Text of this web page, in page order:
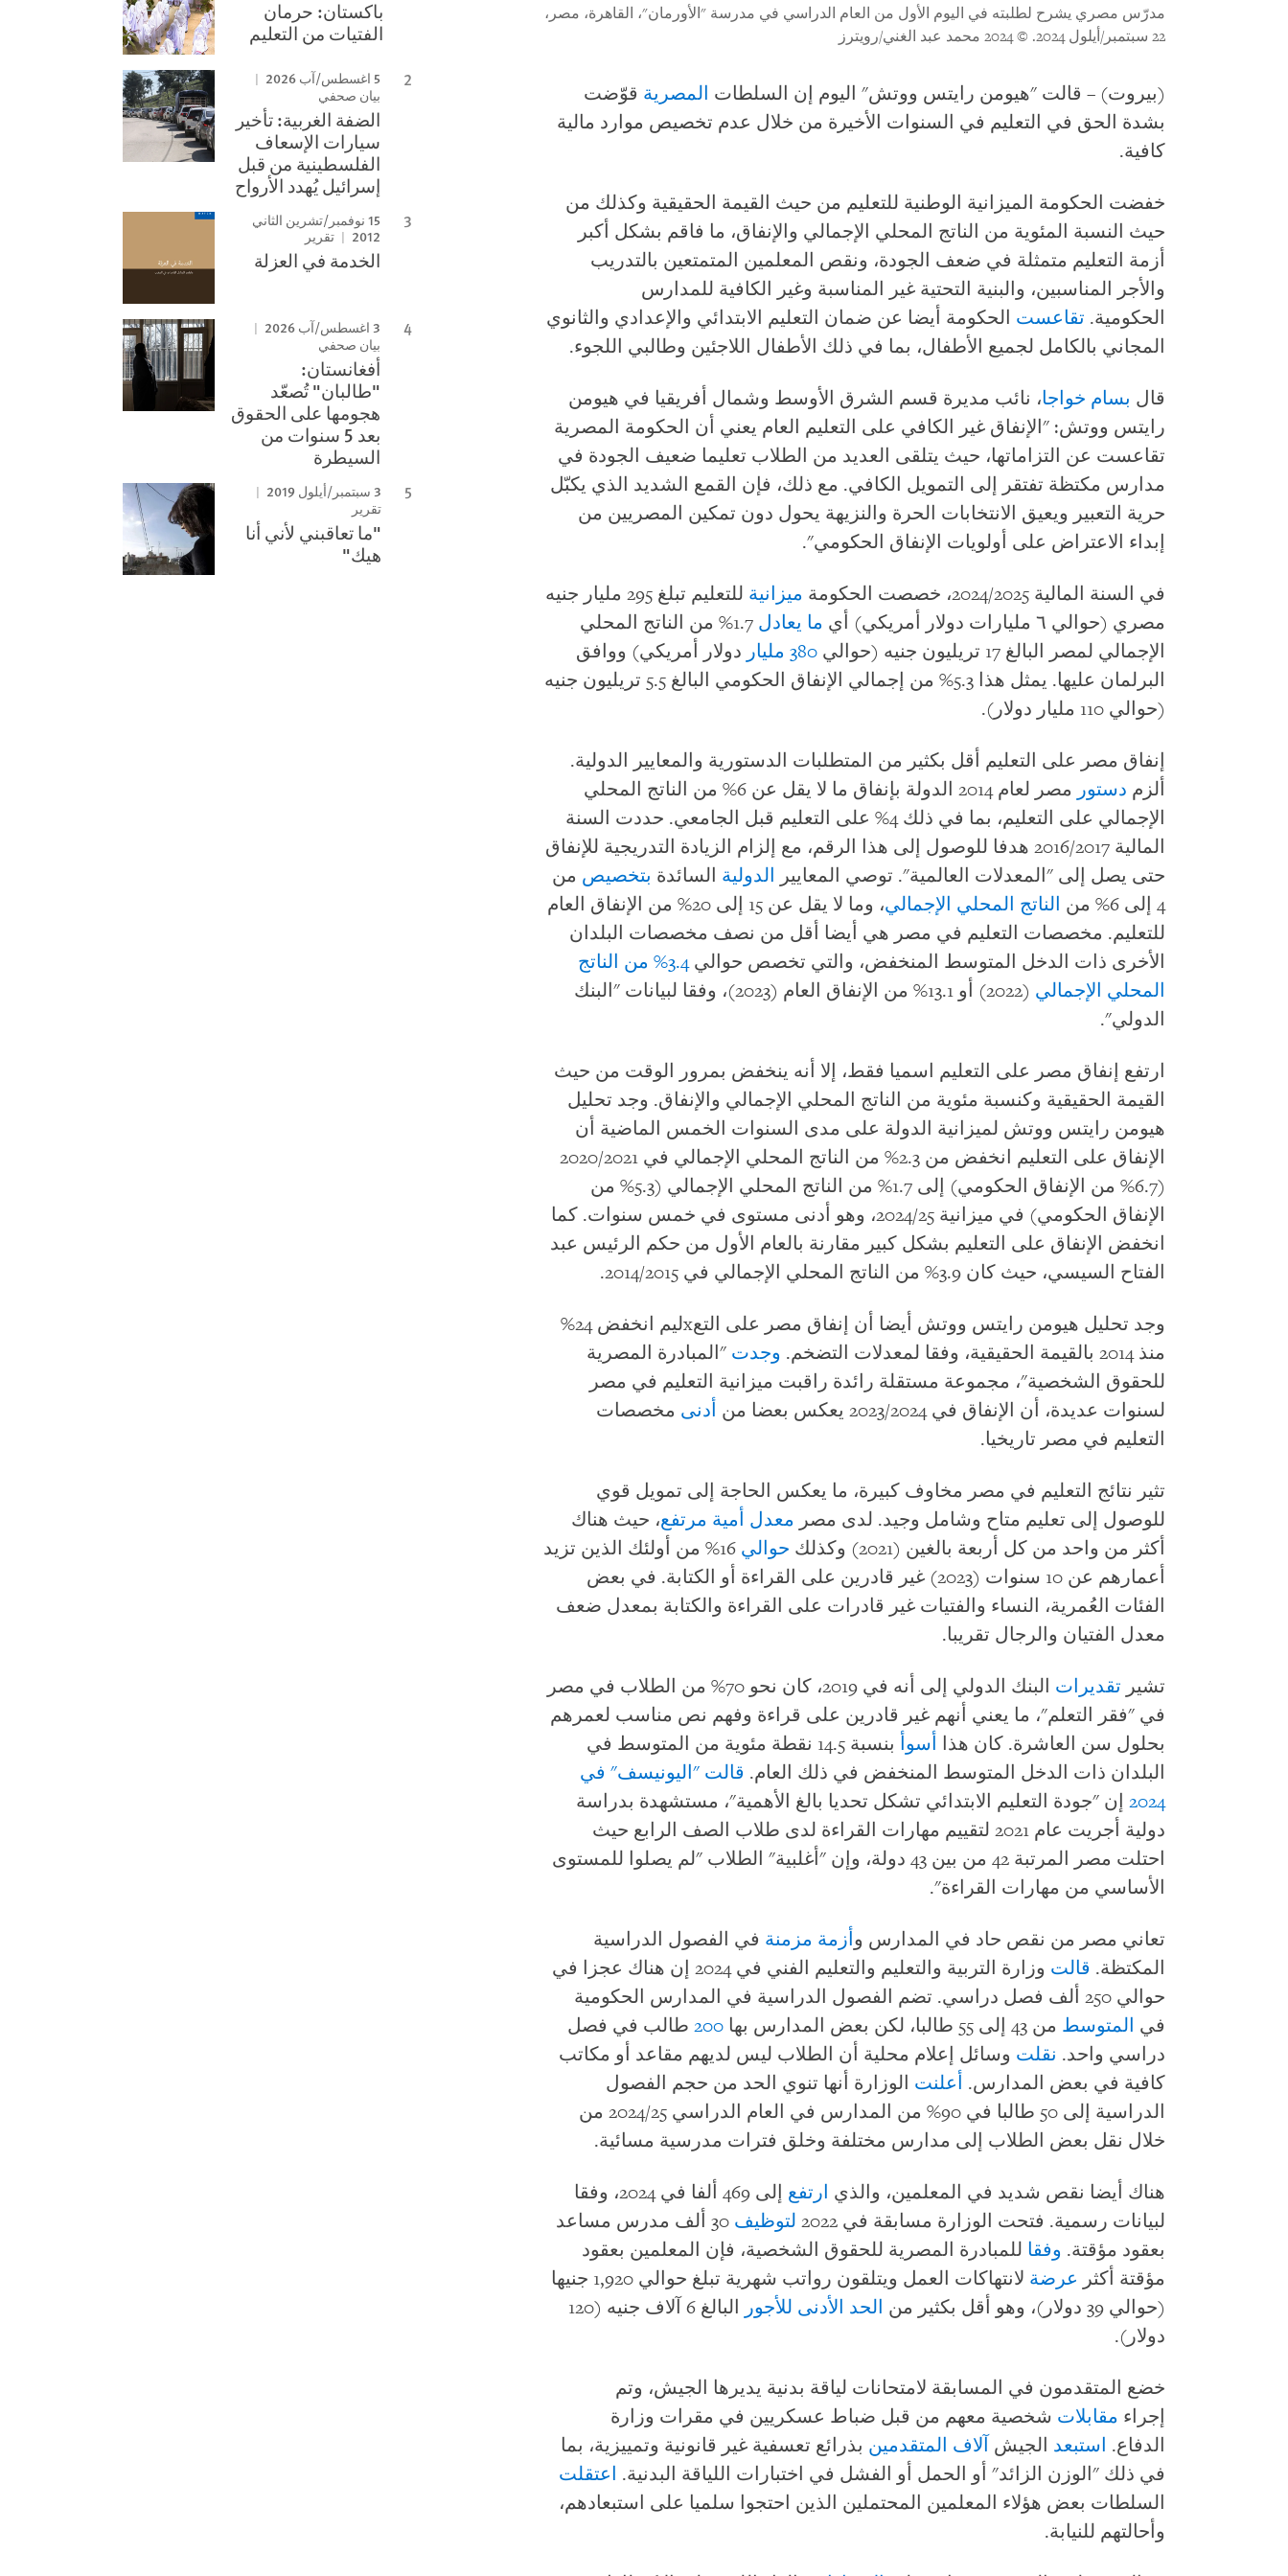
مدرّس مصري يشرح لطلبته في اليوم الأول من العام الدراسي في مدرسة "الأورمان"، القاهرة، مصر،
22 سبتمبر/أيلول 2024.
© 2024 محمد عبد الغني/رويترز
(بيروت) – قالت "هيومن رايتس ووتش" اليوم إن السلطات المصرية قوّضت
بشدة الحق في التعليم في السنوات الأخيرة من خلال عدم تخصيص موارد مالية
كافية.
خفضت الحكومة الميزانية الوطنية للتعليم من حيث القيمة الحقيقية وكذلك من
حيث النسبة المئوية من الناتج المحلي الإجمالي والإنفاق، ما فاقم بشكل أكبر
أزمة التعليم متمثلة في ضعف الجودة، ونقص المعلمين المتمتعين بالتدريب
والأجر المناسبين، والبنية التحتية غير المناسبة وغير الكافية للمدارس
الحكومية. تقاعست الحكومة أيضا عن ضمان التعليم الابتدائي والإعدادي والثانوي
المجاني بالكامل لجميع الأطفال، بما في ذلك الأطفال اللاجئين وطالبي اللجوء.
قال بسام خواجا، نائب مديرة قسم الشرق الأوسط وشمال أفريقيا في هيومن
رايتس ووتش: "الإنفاق غير الكافي على التعليم العام يعني أن الحكومة المصرية
تقاعست عن التزاماتها، حيث يتلقى العديد من الطلاب تعليما ضعيف الجودة في
مدارس مكتظة تفتقر إلى التمويل الكافي. مع ذلك، فإن القمع الشديد الذي يكبّل
حرية التعبير ويعيق الانتخابات الحرة والنزيهة يحول دون تمكين المصريين من
إبداء الاعتراض على أولويات الإنفاق الحكومي".
في السنة المالية 2024/2025، خصصت الحكومة ميزانية
للتعليم تبلغ 295 مليار جنيه
مصري (حوالي ٦ مليارات دولار أمريكي) أي
ما يعادل
1.7% من الناتج المحلي
الإجمالي لمصر البالغ 17 تريليون جنيه (حوالي
380 مليار
دولار أمريكي) ووافق
البرلمان عليها. يمثل هذا 5.3% من إجمالي الإنفاق الحكومي البالغ 5.5 تريليون جنيه
(حوالي 110 مليار دولار).
إنفاق مصر على التعليم أقل بكثير من المتطلبات الدستورية والمعايير الدولية.
ألزم دستور
مصر لعام 2014 الدولة بإنفاق ما لا يقل عن 6% من الناتج المحلي
الإجمالي على التعليم، بما في ذلك 4% على التعليم قبل الجامعي. حددت السنة
المالية 2016/2017 هدفا للوصول إلى هذا الرقم، مع إلزام الزيادة التدريجية للإنفاق
حتى يصل إلى "المعدلات العالمية". توصي المعايير الدولية السائدة بتخصيص من
4 إلى 6% من
الناتج المحلي الإجمالي
، وما لا يقل عن 15 إلى 20% من الإنفاق العام
للتعليم. مخصصات التعليم في مصر هي أيضا أقل من نصف مخصصات البلدان
الأخرى ذات الدخل المتوسط المنخفض، والتي تخصص حوالي
3.4% من الناتج
المحلي الإجمالي
(2022) أو 13.1% من الإنفاق العام (2023)، وفقا لبيانات "البنك
الدولي".
ارتفع إنفاق مصر على التعليم اسميا فقط، إلا أنه ينخفض بمرور الوقت من حيث
القيمة الحقيقية وكنسبة مئوية من الناتج المحلي الإجمالي والإنفاق. وجد تحليل
هيومن رايتس ووتش لميزانية الدولة على مدى السنوات الخمس الماضية أن
الإنفاق على التعليم انخفض من 2.3% من الناتج المحلي الإجمالي في 2020/2021
(6.7% من الإنفاق الحكومي) إلى 1.7% من الناتج المحلي الإجمالي (5.3% من
الإنفاق الحكومي) في ميزانية 2024/25، وهو أدنى مستوى في خمس سنوات. كما
انخفض الإنفاق على التعليم بشكل كبير مقارنة بالعام الأول من حكم الرئيس عبد
الفتاح السيسي، حيث كان 3.9% من الناتج المحلي الإجمالي في 2014/2015.
وجد تحليل هيومن رايتس ووتش أيضا أن إنفاق مصر على التعxليم انخفض 24%
منذ 2014 بالقيمة الحقيقية، وفقا لمعدلات التضخم.
وجدت "المبادرة المصرية
للحقوق الشخصية"، مجموعة مستقلة رائدة راقبت ميزانية التعليم في مصر
لسنوات عديدة، أن الإنفاق في 2023/2024 يعكس بعضا من
أدنى مخصصات
التعليم في مصر تاريخيا.
تثير نتائج التعليم في مصر مخاوف كبيرة، ما يعكس الحاجة إلى تمويل قوي
للوصول إلى تعليم متاح وشامل وجيد. لدى مصر معدل أمية مرتفع، حيث هناك
أكثر من واحد من كل أربعة بالغين (2021) وكذلك
حوالي
16% من أولئك الذين تزيد
أعمارهم عن 10 سنوات (2023) غير قادرين على القراءة أو الكتابة. في بعض
الفئات العُمرية، النساء والفتيات غير قادرات على القراءة والكتابة بمعدل ضعف
معدل الفتيان والرجال تقريبا.
تشير تقديرات
البنك الدولي إلى أنه في 2019، كان نحو 70% من الطلاب في مصر
في "فقر التعلم"، ما يعني أنهم غير قادرين على قراءة وفهم نص مناسب لعمرهم
بحلول سن العاشرة. كان هذا أسوأ
بنسبة 14.5 نقطة مئوية من المتوسط في
البلدان ذات الدخل المتوسط المنخفض في ذلك العام. قالت "اليونيسف" في
2024 إن "جودة التعليم الابتدائي تشكل تحديا بالغ الأهمية"، مستشهدة بدراسة
دولية أجريت عام 2021 لتقييم مهارات القراءة لدى طلاب الصف الرابع حيث
احتلت مصر المرتبة 42 من بين 43 دولة، وإن "أغلبية" الطلاب "لم يصلوا للمستوى
الأساسي من مهارات القراءة".
تعاني مصر من نقص حاد في المدارس وأزمة مزمنة في الفصول الدراسية
المكتظة. قالت
وزارة التربية والتعليم والتعليم الفني في 2024 إن هناك عجزا في
حوالي 250 ألف فصل دراسي. تضم الفصول الدراسية في المدارس الحكومية
في المتوسط من 43 إلى 55 طالبا، لكن بعض المدارس بها 200 طالب في فصل
دراسي واحد. نقلت وسائل إعلام محلية أن الطلاب ليس لديهم مقاعد أو مكاتب
كافية في بعض المدارس. أعلنت الوزارة أنها تنوي الحد من حجم الفصول
الدراسية إلى 50 طالبا في 90% من المدارس في العام الدراسي 2024/25 من
خلال نقل بعض الطلاب إلى مدارس مختلفة وخلق فترات مدرسية مسائية.
هناك أيضا نقص شديد في المعلمين، والذي ارتفع
إلى 469 ألفا في 2024، وفقا
لبيانات رسمية. فتحت الوزارة مسابقة في 2022
لتوظيف
30 ألف مدرس مساعد
بعقود مؤقتة. وفقا للمبادرة المصرية للحقوق الشخصية، فإن المعلمين بعقود
مؤقتة أكثر عرضة
لانتهاكات العمل ويتلقون رواتب شهرية تبلغ حوالي 1,920 جنيها
(حوالي 39 دولار)، وهو أقل بكثير من
الحد الأدنى للأجور
البالغ 6 آلاف جنيه (120
دولار).
خضع المتقدمون في المسابقة لامتحانات لياقة بدنية يديرها الجيش، وتم
إجراء مقابلات شخصية معهم من قبل ضباط عسكريين في مقرات وزارة
الدفاع. استبعد الجيش آلاف المتقدمين بذرائع تعسفية غير قانونية وتمييزية، بما
في ذلك "الوزن الزائد" أو الحمل أو الفشل في اختبارات اللياقة البدنية. اعتقلت
السلطات بعض هؤلاء المعلمين المحتملين الذين احتجوا سلميا على استبعادهم،
وأحالتهم للنيابة.
باكستان: حرمان
الفتيات من التعليم
5 اغسطس/آب 2026
بيان صحفي
الضفة الغربية: تأخير
سيارات الإسعاف
الفلسطينية من قبل
إسرائيل يُهدد الأرواح
15 نوفمبر/تشرين الثاني
2012
تقرير
الخدمة في العزلة
3 اغسطس/آب 2026
بيان صحفي
أفغانستان:
"طالبان" تُصعّد
هجومها على الحقوق
بعد 5 سنوات من
السيطرة
3 سبتمبر/أيلول 2019
تقرير
"ما تعاقبني لأني أنا
هيك"